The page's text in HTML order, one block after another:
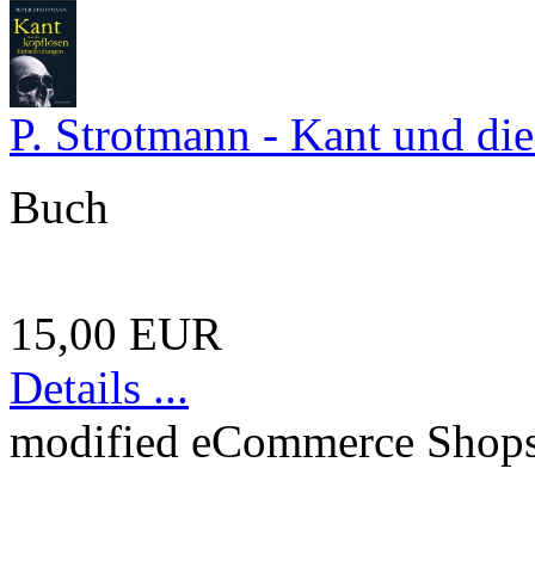
P. Strotmann - Kant und
Buch
15,00 EUR
Details ...
modified eCommerce